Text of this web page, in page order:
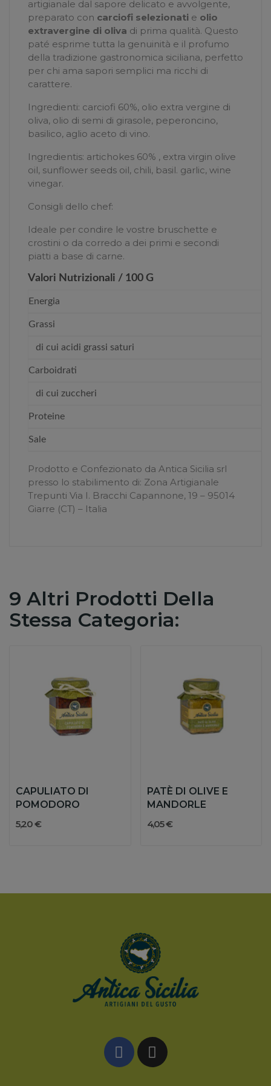
artigianale dal sapore delicato e avvolgente,
preparato con carciofi selezionati e olio
extravergine di oliva di prima qualità. Questo
paté esprime tutta la genuinità e il profumo
della tradizione gastronomica siciliana, perfetto
per chi ama sapori semplici ma ricchi di
carattere.
Ingredienti: carciofi 60%, olio extra vergine di
oliva, olio di semi di girasole, peperoncino,
basilico, aglio aceto di vino.
Ingredientis: artichokes 60% , extra virgin olive
oil, sunflower seeds oil, chili, basil. garlic, wine
vinegar.
Consigli dello chef:
Ideale per condire le vostre bruschette e
crostini o da corredo a dei primi e secondi
piatti a base di carne.
Valori Nutrizionali / 100 G
Energia
Grassi
di cui acidi grassi saturi
Carboidrati
di cui zuccheri
Proteine
Sale
Prodotto e Confezionato da Antica Sicilia srl
presso lo stabilimento di: Zona Artigianale
Trepunti Via I. Bracchi Capannone, 19 – 95014
Giarre (CT) – Italia
9 Altri Prodotti Della
Stessa Categoria:
CAPULIATO DI
POMODORO
5,20 €
PATÈ DI OLIVE E
MANDORLE
4,05 €